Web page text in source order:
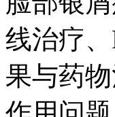
线治疗
果与药